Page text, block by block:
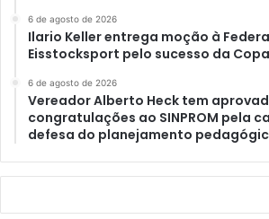
6 de agosto de 2026
Ilario Keller entrega moção à
Eisstocksport pelo sucesso da
6 de agosto de 2026
Vereador Alberto Heck tem
congratulações ao SINPROM pela
defesa do planejamento